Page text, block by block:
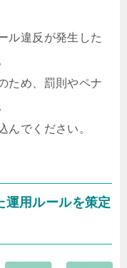
ル違反が発生した
ため、罰則やペナ
んでください。
運用ルールを策定